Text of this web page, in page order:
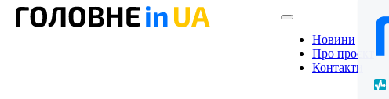
Новини
Про проєкт
Контакти